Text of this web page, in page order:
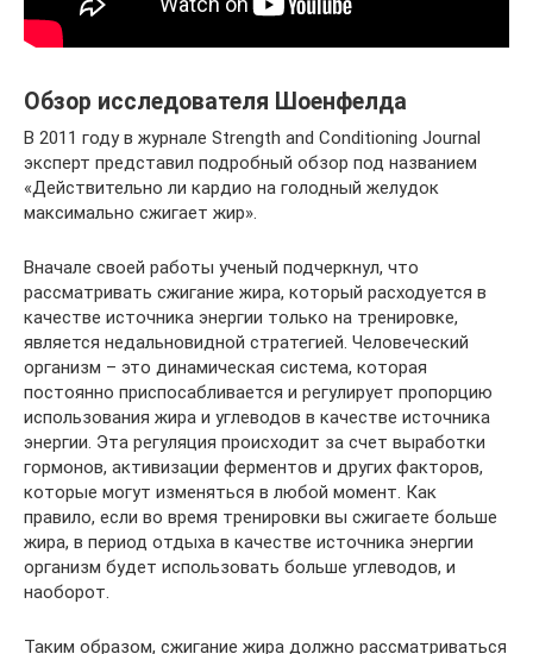
Обзор исследователя Шоенфелда
В 2011 году в журнале Strength and Conditioning Journal
эксперт представил подробный обзор под названием
«Действительно ли кардио на голодный желудок
максимально сжигает жир».
Вначале своей работы ученый подчеркнул, что
рассматривать сжигание жира, который расходуется в
качестве источника энергии только на тренировке,
является недальновидной стратегией. Человеческий
организм – это динамическая система, которая
постоянно приспосабливается и регулирует пропорцию
использования жира и углеводов в качестве источника
энергии. Эта регуляция происходит за счет выработки
гормонов, активизации ферментов и других факторов,
которые могут изменяться в любой момент. Как
правило, если во время тренировки вы сжигаете больше
жира, в период отдыха в качестве источника энергии
организм будет использовать больше углеводов, и
наоборот.
Таким образом, сжигание жира должно рассматриваться